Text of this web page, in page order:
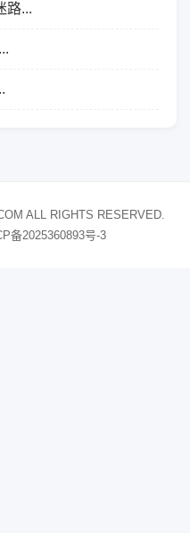
路...
ALL RIGHTS RESERVED.
备2025360893号-3